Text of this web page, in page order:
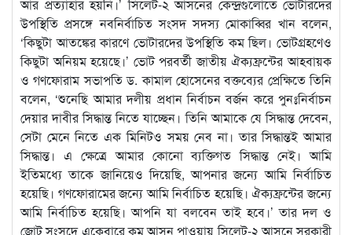
আর প্রত্যাহার হয়নি।’ সিলেট-২ আসনের কেন্দ্রগুলোতে ভোটারদের
উপস্থিতি প্রসঙ্গে নবনির্বাচিত সংসদ সদস্য মোকাব্বির খান বলেন,
‘কিছুটা আতঙ্কের কারণে ভোটারদের উপস্থিতি কম ছিল। ভোটগ্রহণেও
কিছুটা অনিয়ম হয়েছে।’ ভোট পরবর্তী জাতীয় ঐক্যফ্রন্টের আহবায়ক
ও গণফোরাম সভাপতি ড. কামাল হোসেনের বক্তব্যের প্রেক্ষিতে তিনি
বলেন, ‘শুনেছি আমার দলীয় প্রধান নির্বাচন বর্জন করে পুনঃনির্বাচন
দেয়ার দাবীর সিদ্ধান্ত নিতে যাচ্ছেন। তিনি আমাকে যে সিদ্ধান্ত দেবেন,
সেটা মেনে নিতে এক মিনিটও সময় নেব না। তার সিদ্ধান্তই আমার
সিদ্ধান্ত। এ ক্ষেত্রে আমার কোনো ব্যক্তিগত সিদ্ধান্ত নেই। আমি
ইতিমধ্যে তাকে জানিয়েও দিয়েছি, আপনার জন্যে আমি নির্বাচিত
হয়েছি। গণফোরামের জন্যে আমি নির্বাচিত হয়েছি। ঐক্যফ্রন্টের জন্যে
আমি নির্বাচিত হয়েছি। আপনি যা বলবেন তাই হবে।’ তার দল ও
জোট সংসদে একেবারে কম আসন পাওয়ায় সিলেট-২ আসনে সরকারী